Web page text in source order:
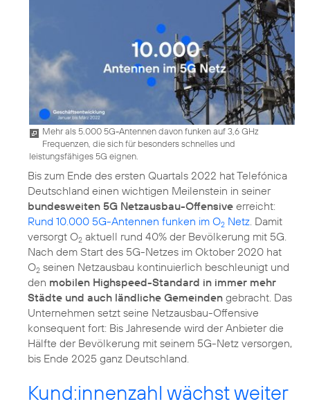
Mehr als 5.000 5G-Antennen davon funken auf 3,6 GHz
Frequenzen, die sich für besonders schnelles und
leistungsfähiges 5G eignen.
Bis zum Ende des ersten Quartals 2022 hat Telefónica
Deutschland einen wichtigen Meilenstein in seiner
bundesweiten 5G Netzausbau-Offensive erreicht:
Rund 10.000 5G-Antennen funken im O2 Netz. Damit
versorgt O2 aktuell rund 40% der Bevölkerung mit 5G.
Nach dem Start des 5G-Netzes im Oktober 2020 hat
O2 seinen Netzausbau kontinuierlich beschleunigt und
den mobilen Highspeed-Standard in immer mehr
Städte und auch ländliche Gemeinden gebracht. Das
Unternehmen setzt seine Netzausbau-Offensive
konsequent fort: Bis Jahresende wird der Anbieter die
Hälfte der Bevölkerung mit seinem 5G-Netz versorgen,
bis Ende 2025 ganz Deutschland.
Kund:innenzahl wächst weiter